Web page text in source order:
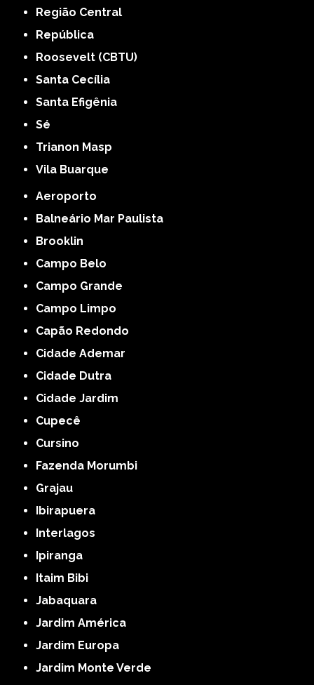
Região Central
República
Roosevelt (CBTU)
Santa Cecília
Santa Efigênia
Sé
Trianon Masp
Vila Buarque
Aeroporto
Balneário Mar Paulista
Brooklin
Campo Belo
Campo Grande
Campo Limpo
Capão Redondo
Cidade Ademar
Cidade Dutra
Cidade Jardim
Cupecê
Cursino
Fazenda Morumbi
Grajau
Ibirapuera
Interlagos
Ipiranga
Itaim Bibi
Jabaquara
Jardim América
Jardim Europa
Jardim Monte Verde